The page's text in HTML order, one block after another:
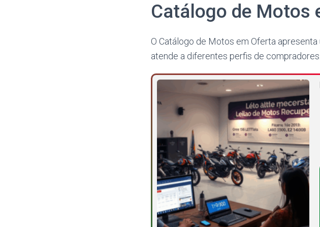
Catálogo de Motos
O Catálogo de Motos em Oferta
atende a diferentes perfis de compradores.